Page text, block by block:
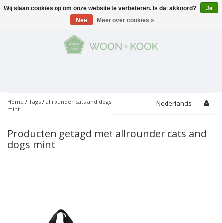
Menu
Peper- en Zoutmolens
Keukenaccessoires
Glaswerk
Linnen
Accessoires
Vuilbakjes
Tuin
THEMA'S
Fondue
Merken
Home / Tags / allrounder cats and dogs
mint
Nederlands
Producten getagd met allrounder cats and
dogs mint
Wij slaan cookies op om onze website te verbeteren. Is dat akkoord?
Ja
Nee
Meer over cookies »